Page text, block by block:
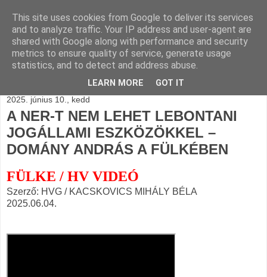
BLOGÁSZAT, napi
blogjava
2025. június 10., kedd
A NER-T NEM LEHET LEBONTANI
JOGÁLLAMI ESZKÖZÖKKEL –
DOMÁNY ANDRÁS A FÜLKÉBEN
FÜLKE / HV VIDEÓ
Szerző: HVG / KACSKOVICS MIHÁLY BÉLA
2025.06.04.
This site uses cookies from Google to deliver its services
and to analyze traffic. Your IP address and user-agent are
shared with Google along with performance and security
metrics to ensure quality of service, generate usage
statistics, and to detect and address abuse.
LEARN MORE GOT IT